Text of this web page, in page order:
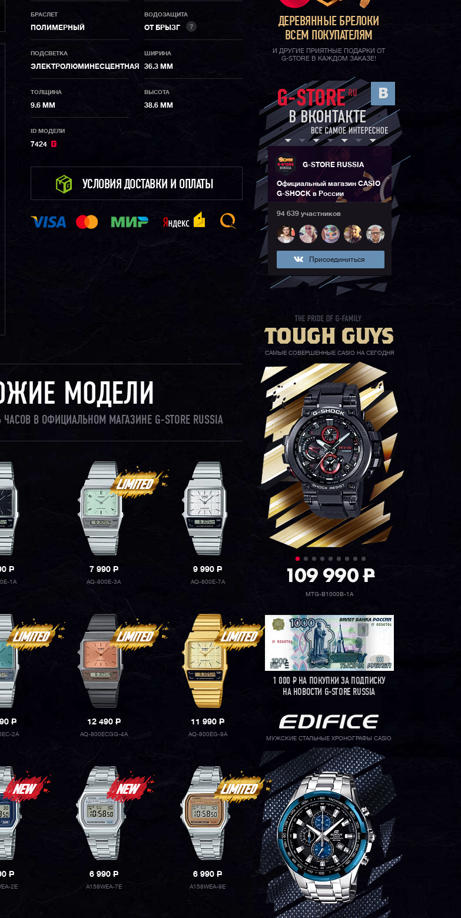
БРАСЛЕТ
ПОЛИМЕРНЫЙ
ВОДОЗАЩИТА
ОТ БРЫЗГ ?
ПОДСВЕТКА
ЭЛЕКТРОЛЮМИНЕСЦЕНТНАЯ
ШИРИНА
36.3 ММ
ТОЛЩИНА
9.6 ММ
ВЫСОТА
38.6 ММ
ID МОДЕЛИ
7424
УСЛОВИЯ ДОСТАВКИ И ОПЛАТЫ
МОДЕЛИ
В ОФИЦИАЛЬНОМ МАГАЗИНЕ G-STORE RUSSIA
P
1A
7 990P
AQ-800E-3A
9 990P
AQ-800E-7A
P
2A
12 490P
AQ-800ECGG-4A
11 990P
AQ-800EG-9A
P
2E
6 990P
A158WEA-7E
6 990P
A158WEA-9E
ДЕРЕВЯННЫЕ БРЕЛОКИ
ВСЕМ ПОКУПАТЕЛЯМ
И ДРУГИЕ ПРИЯТНЫЕ ПОДАРКИ ОТ
G-STORE В КАЖДОМ ЗАКАЗЕ!
G-STORE RUSSIA
Официальный магазин CASIO
G-SHOCK в России
94 639 участников
Присоединиться
САМЫЕ СОВЕРШЕННЫЕ CASIO НА СЕГОДНЯ
109 990P
MTG-B1000B-1A
1 000РНА ПОКУПКИ ЗА ПОДПИСКУ
НА НОВОСТИ G-STORE RUSSIA
МУЖСКИЕ СТАЛЬНЫЕ ХРОНОГРАФЫ CASIO